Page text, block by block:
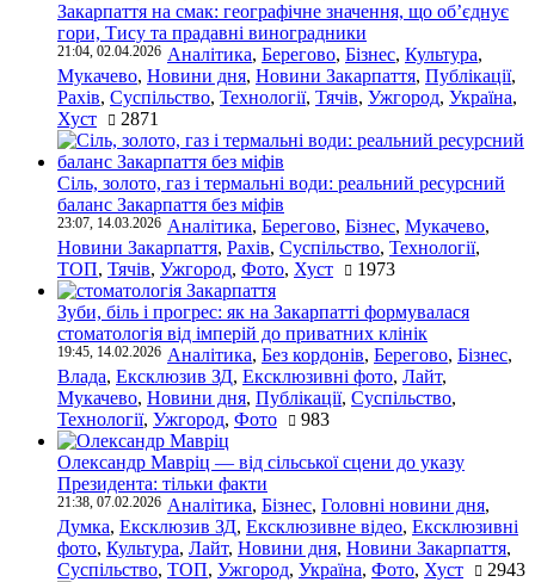
Закарпаття на смак: географічне значення, що об’єднує
гори, Тису та прадавні виноградники
21:04, 02.04.2026 Аналітика, Берегово, Бізнес, Культура,
Мукачево, Новини дня, Новини Закарпаття, Публікації,
Рахів, Суспільство, Технології, Тячів, Ужгород, Україна,
Хуст
2871
Сіль, золото, газ і термальні води: реальний ресурсний
баланс Закарпаття без міфів
23:07, 14.03.2026 Аналітика, Берегово, Бізнес, Мукачево,
Новини Закарпаття, Рахів, Суспільство, Технології,
ТОП, Тячів, Ужгород, Фото, Хуст 1973
Зуби, біль і прогрес: як на Закарпатті формувалася
стоматологія від імперій до приватних клінік
19:45, 14.02.2026 Аналітика, Без кордонів, Берегово, Бізнес,
Влада, Ексклюзив ЗД, Ексклюзивні фото, Лайт,
Мукачево, Новини дня, Публікації, Суспільство,
Технології, Ужгород, Фото 983
Олександр Мавріц — від сільської сцени до указу
Президента: тільки факти
21:38, 07.02.2026 Аналітика, Бізнес, Головні новини дня,
Думка, Ексклюзив ЗД, Ексклюзивне відео, Ексклюзивні
фото, Культура, Лайт, Новини дня, Новини Закарпаття,
Суспільство, ТОП, Ужгород, Україна, Фото, Хуст 2943